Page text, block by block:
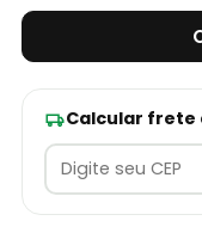
Calcular frete